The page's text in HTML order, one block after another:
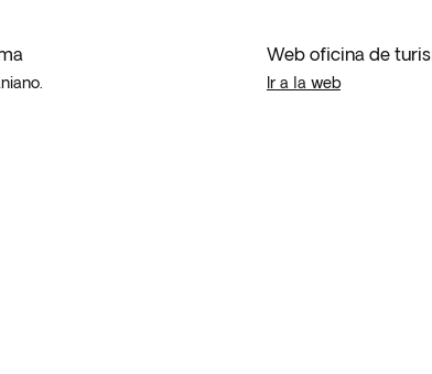
Web oficina de
Ir a la web